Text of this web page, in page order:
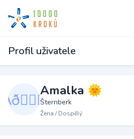
Profil uživatele
Amalka 🌞
Šternberk
Žena / Dospělý